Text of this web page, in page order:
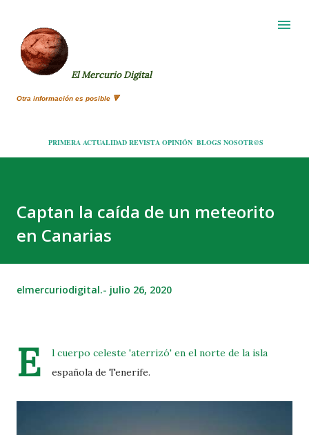
El Mercurio Digital
Otra información es posible 🔻
PRIMERA ACTUALIDAD REVISTA OPINIÓN BLOGS NOSOTR@S
Captan la caída de un meteorito
en Canarias
elmercuriodigital.- julio 26, 2020
E
l cuerpo celeste 'aterrizó' en el norte de la isla
española de Tenerife.